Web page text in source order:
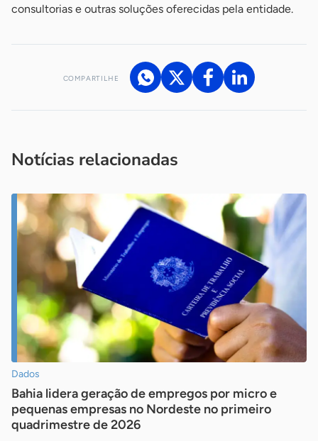
consultorias e outras soluções oferecidas pela entidade.
COMPARTILHE
Notícias relacionadas
Dados
Bahia lidera geração de empregos por micro e
pequenas empresas no Nordeste no primeiro
quadrimestre de 2026